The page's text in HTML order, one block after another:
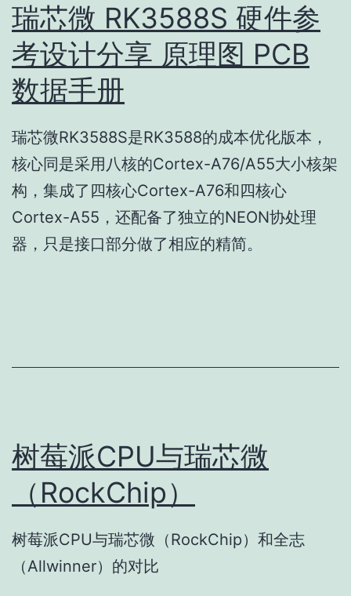
瑞芯微 RK3588S 硬件参
考设计分享 原理图 PCB
数据手册
瑞芯微RK3588S是RK3588的成本优化版本，
核心同是采用八核的Cortex-A76/A55大小核架
构，集成了四核心Cortex-A76和四核心
Cortex-A55，还配备了独立的NEON协处理
器，只是接口部分做了相应的精简。
树莓派CPU与瑞芯微
（RockChip）
树莓派CPU与瑞芯微（RockChip）和全志
（Allwinner）的对比